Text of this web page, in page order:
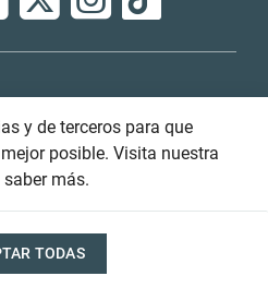
y de terceros para que
posible. Visita nuestra
más.
TODAS